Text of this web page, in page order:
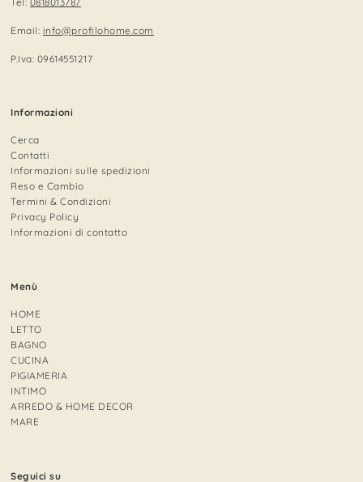
Email: info@profilohome.com
P.Iva: 09614551217
Informazioni
Cerca
Contatti
Informazioni sulle spedizioni
Reso e Cambio
Termini & Condizioni
Privacy Policy
Informazioni di contatto
Menù
HOME
LETTO
BAGNO
CUCINA
PIGIAMERIA
INTIMO
ARREDO & HOME DECOR
MARE
Seguici su